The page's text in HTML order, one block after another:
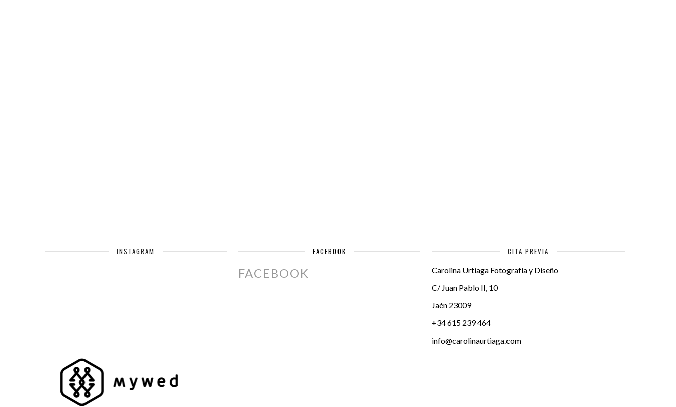
INSTAGRAM FACEBOOK
FACEBOOK
CITA PREVIA
Carolina Urtiaga Fotografía y Diseño
C/ Juan Pablo II, 10
Jaén 23009
+34 615 239 464
info@carolinaurtiaga.com